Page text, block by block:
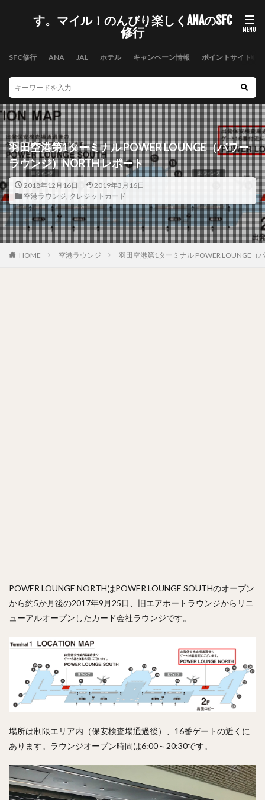
す。マイル！のんびり楽しくANAのSFC
修行
SFC修行 ANA JAL ホテル キャンペーン情報 ポイントサイト
羽田空港第1ターミナル POWER LOUNGE（パワー
ラウンジ）NORTH レポート
2018年12月16日
2019年3月16日
空港ラウンジ, クレジットカード
HOME 空港ラウンジ 羽田空港第1ターミナル POWER LOUNGE（
POWER LOUNGE NORTHはPOWER LOUNGE SOUTHのオープン
から約5か月後の2017年9月25日、旧エアポートラウンジからリニ
ューアルオープンしたカード会社ラウンジです。
場所は制限エリア内（保安検査場通過後）、16番ゲートの近くに
あります。ラウンジオープン時間は6:00～20:30です。